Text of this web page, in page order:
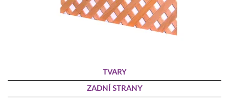
TVARY
ZADNÍ STRANY